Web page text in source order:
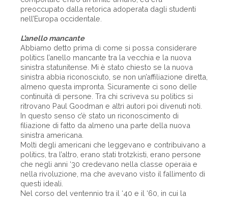
preoccupato dalla retorica adoperata dagli studenti
nell’Europa occidentale.
L’anello mancante
Abbiamo detto prima di come si possa considerare
politics l’anello mancante tra la vecchia e la nuova
sinistra statunitense. Mi è stato chiesto se la nuova
sinistra abbia riconosciuto, se non un’affiliazione diretta,
almeno questa impronta. Sicuramente ci sono delle
continuità di persone. Tra chi scriveva su politics si
ritrovano Paul Goodman e altri autori poi divenuti noti.
In questo senso c’è stato un riconoscimento di
filiazione di fatto da almeno una parte della nuova
sinistra americana.
Molti degli americani che leggevano e contribuivano a
politics, tra l’altro, erano stati trotzkisti, erano persone
che negli anni ‘30 credevano nella classe operaia e
nella rivoluzione, ma che avevano visto il fallimento di
questi ideali.
Nel corso del ventennio tra il ‘40 e il ‘60, in cui la